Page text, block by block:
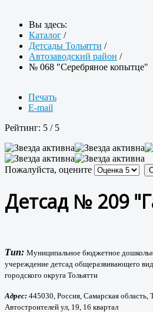
Вы здесь:
Каталог /
Детсады Тольятти /
Автозаводский район /
№ 068 "Серебряное копытце"
Печать
E-mail
Рейтинг: 5 / 5
Пожалуйста, оцените
Детсад № 209
Тип: Муниципальное бюджетное
учереждение детсад общеразвивающего
городского округа Тольятти
Адрес: 445030, Россия, Самарская область,
Автостроителей ул, 19, 16 квартал